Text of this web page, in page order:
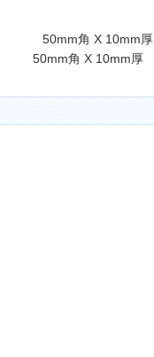
角 X 10mm厚
角 X 10mm厚